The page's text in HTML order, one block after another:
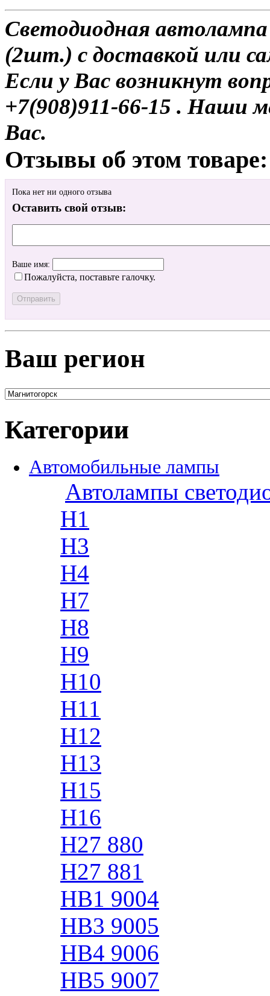
Светодиодная
(2шт.) с доставкой или
Если у Вас возникнут
+7(908)911-66-15 . Наши
Вас.
Отзывы об этом товаре:
Пока нет ни одного отзыва
Оставить свой отзыв:
Ваше имя:
Пожалуйста, поставьте галочку.
Ваш регион
Категории
Автомобильные лампы
Автолампы
H1
H3
H4
H7
H8
H9
H10
H11
H12
H13
H15
H16
H27 880
H27 881
HB1 9004
HB3 9005
HB4 9006
HB5 9007